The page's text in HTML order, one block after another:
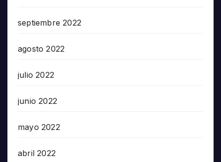
septiembre 2022
agosto 2022
julio 2022
junio 2022
mayo 2022
abril 2022